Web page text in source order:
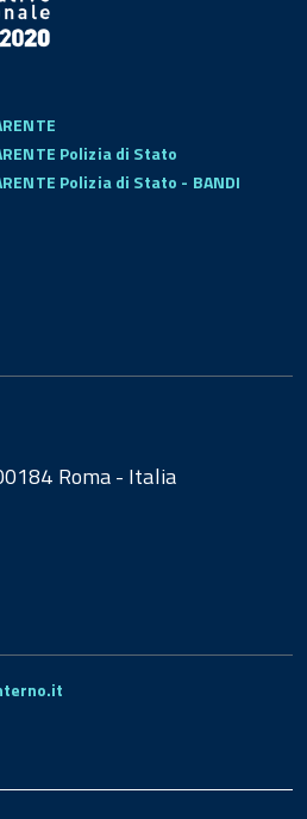
Polizia di Stato
Polizia di Stato - BANDI
Roma - Italia